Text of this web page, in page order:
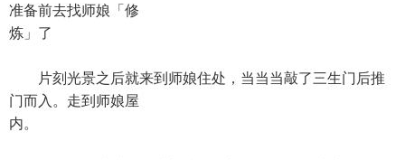
准备前去找师娘「修
炼」了
片刻光景之后就来到师娘住处，当当当敲了三生门后推
门而入。走到师娘屋
内。